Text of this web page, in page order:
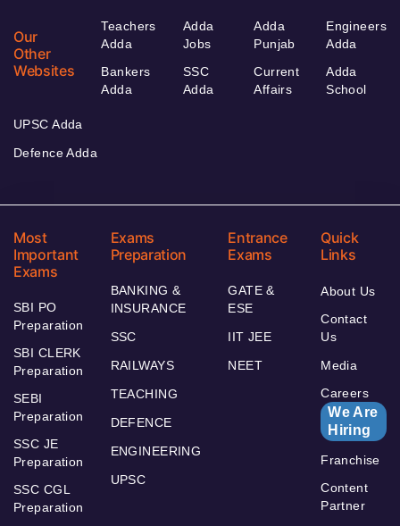
Our
Other
Websites
Teachers
Adda
Bankers
Adda
Adda
Jobs
SSC
Adda
Adda
Punjab
Current
Affairs
Engineers
Adda
Adda
School
UPSC Adda
Defence Adda
Most
Important
Exams
SBI PO
Preparation
SBI CLERK
Preparation
SEBI
Preparation
SSC JE
Preparation
SSC CGL
Preparation
Exams
Preparation
BANKING &
INSURANCE
SSC
RAILWAYS
TEACHING
DEFENCE
ENGINEERING
UPSC
Entrance
Exams
GATE &
ESE
IIT JEE
NEET
Quick
Links
About Us
Contact
Us
Media
Careers
We Are
Hiring
Franchise
Content
Partner